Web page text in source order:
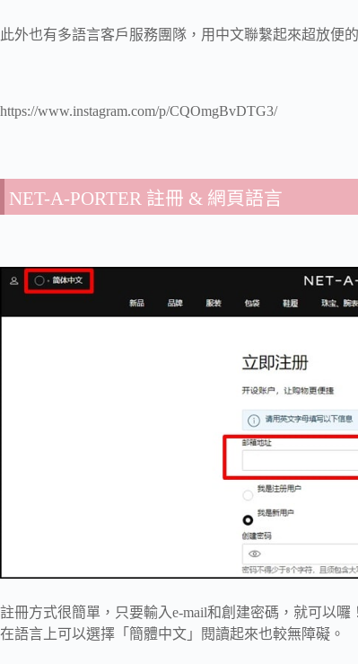
此外也有多語言客戶服務團隊，用中文聯繫起來超放便
https://www.instagram.com/p/CQOmgBvDTG3/
NET-A-PORTER 註冊 & 網頁語言
註冊方式很簡單，只要輸入e-mail和創建密碼，就可以囉！
在語言上可以選擇「簡體中文」閱讀起來也較無障礙。